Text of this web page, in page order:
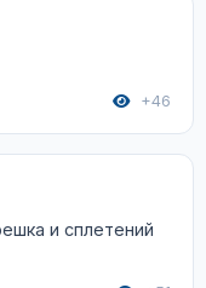
+46
и сплетений